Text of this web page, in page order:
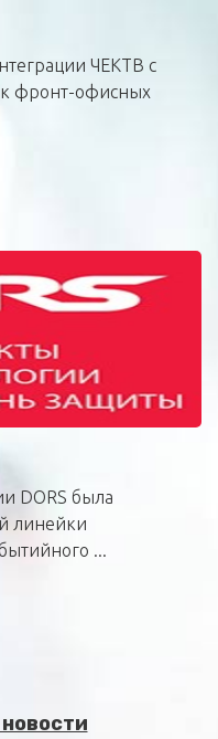
ЧЕКТВ с
фронт-офисных
DORS была
линейки
...